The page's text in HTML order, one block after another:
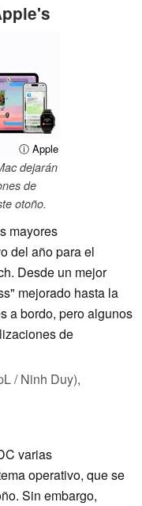
ⓘ Apple
dejarán
de
otoño.
mayores
del año para el
Desde un mejor
mejorado hasta la
a bordo, pero algunos
de
/ Ninh Duy),
varias
operativo, que se
Sin embargo,